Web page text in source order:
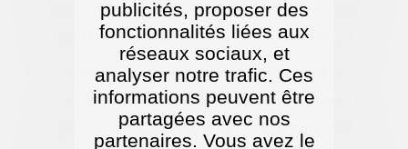
publicités, proposer des
fonctionnalités liées aux
réseaux sociaux, et
analyser notre trafic. Ces
informations peuvent être
partagées avec nos
partenaires. Vous avez le
décolonisation, principalement de l’Algérie, crée
aussi de grands mouvements de population.
Une grande partie de la population vit «entassée»
dans des logements meublés souvent insalubres
et exigus ou chez des parents. Les logements,